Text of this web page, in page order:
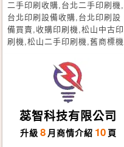
二手印刷收購,台北二手印刷機,
台北印刷設備收購,台北印刷設
備買賣,收購印刷機,松山中古印
刷機,松山二手印刷機,舊商標機
蕊智科技有限公司
升級 8 月商情介紹 10 頁